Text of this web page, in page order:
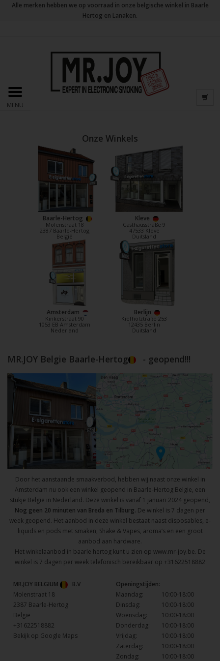
Alle merken hebben we op voorraad in onze belgische winkel in Baarle
Hertog en Lanaken.
MENU
Onze Winkels
Baarle-Hertog
Molenstraat 18
2387 Baarle-Hertog
België
Kleve
Gasthausstraße 9
47533 Kleve
Duitsland
Amsterdam
Kinkerstraat 90
1053 EB Amsterdam
Nederland
Berlijn
Kiefholztraße 253
12435 Berlin
Duitsland
MR.JOY Belgie Baarle-Hertog - geopend!!!
Door het aanstaande smaakverbod, hebben wij naast onze winkel in
Amsterdam nu ook een winkel geopend in Baarle-Hertog Belgie, een
stukje Belgie in Nederland. Deze winkel is vanaf 1 januari 2024 geopend,
Nog geen 20 minuten van Breda en Tilburg. De winkel is 7 dagen per
week geopend. Het aanbod in deze winkel bestaat naast disposables, e-
liquids en pods met smaken, Shake & Vapes, aroma’s en een groot
aanbod aan hardware.
Het winkelaanbod in baarle hertog kunt u zien op www.mr-joy.be. De
winkel is 7 dagen per week telefonisch bereikbaar op +31622518882
MR.JOY BELGIUM
B.V
Molenstraat 18
2387 Baarle-Hertog
België
+31622518882
Bekijk op Google Maps
Openingstijden:
Maandag:
10:00-18:00
Dinsdag:
10:00-18:00
Woensdag:
10:00-18:00
Donderdag:
10:00-18:00
Vrijdag:
10:00-18:00
Zaterdag:
10:00-18:00
Zondag:
10:00-18:00